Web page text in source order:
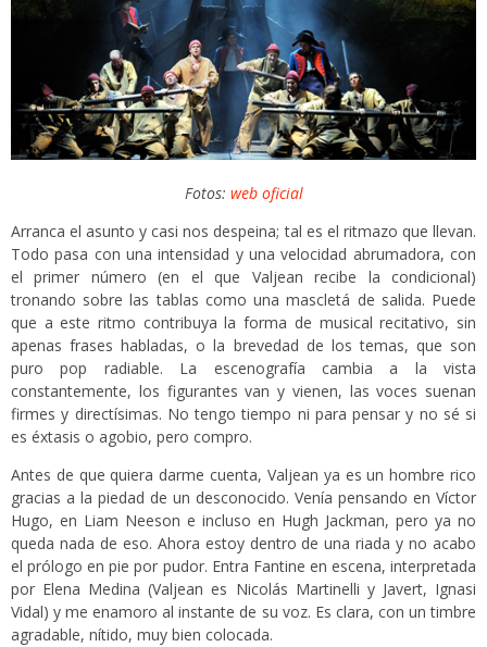
Fotos: web oficial
Arranca el asunto y casi nos despeina; tal es el ritmazo que llevan.
Todo pasa con una intensidad y una velocidad abrumadora, con
el primer número (en el que Valjean recibe la condicional)
tronando sobre las tablas como una mascletá de salida. Puede
que a este ritmo contribuya la forma de musical recitativo, sin
apenas frases habladas, o la brevedad de los temas, que son
puro pop radiable. La escenografía cambia a la vista
constantemente, los figurantes van y vienen, las voces suenan
firmes y directísimas. No tengo tiempo ni para pensar y no sé si
es éxtasis o agobio, pero compro.
Antes de que quiera darme cuenta, Valjean ya es un hombre rico
gracias a la piedad de un desconocido. Venía pensando en Víctor
Hugo, en Liam Neeson e incluso en Hugh Jackman, pero ya no
queda nada de eso. Ahora estoy dentro de una riada y no acabo
el prólogo en pie por pudor. Entra Fantine en escena, interpretada
por Elena Medina (Valjean es Nicolás Martinelli y Javert, Ignasi
Vidal) y me enamoro al instante de su voz. Es clara, con un timbre
agradable, nítido, muy bien colocada.